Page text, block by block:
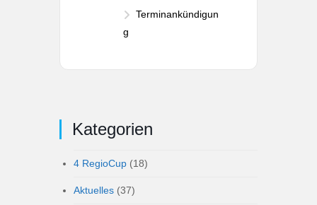
Terminankündigun
g
Kategorien
4 RegioCup (18)
Aktuelles (37)